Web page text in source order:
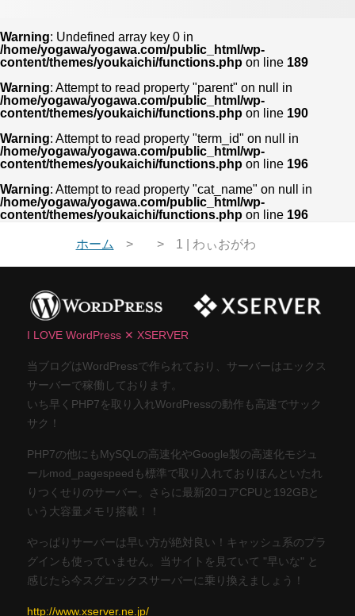
Warning: Undefined array key 0 in
/home/yogawa/yogawa.com/public_html/wp-
content/themes/youkaichi/functions.php on line 189
Warning: Attempt to read property "parent" on null in
/home/yogawa/yogawa.com/public_html/wp-
content/themes/youkaichi/functions.php on line 190
Warning: Attempt to read property "term_id" on null in
/home/yogawa/yogawa.com/public_html/wp-
content/themes/youkaichi/functions.php on line 196
Warning: Attempt to read property "cat_name" on null in
/home/yogawa/yogawa.com/public_html/wp-
content/themes/youkaichi/functions.php on line 196
ホーム 1 | わぃおがわ
I LOVE WordPress ✕ XSERVER
当ブログはWordPressで作られており、サーバーはエックス
サーバーで稼働しております。
いち早くPHP7を取り入れWordPressの動作も高速でサック
サク！
PHP7の他にもMySQLの高速化やGoogle製の高速化モジュ
ールmod_pagespeedも標準で取り入れておりほんといたれ
りつくせりのサーバー。さらに最新20コアCPUと192GBと
いう大容量メモリ搭載！！
やっぱりサーバーは早い方が絶対良い！キャッシュ系のプラ
グインも使っていません。当サイトを見ていて "早いな" と
感じたら今スグエックスサーバーに乗り換えましょう！
http://www.xserver.ne.jp/